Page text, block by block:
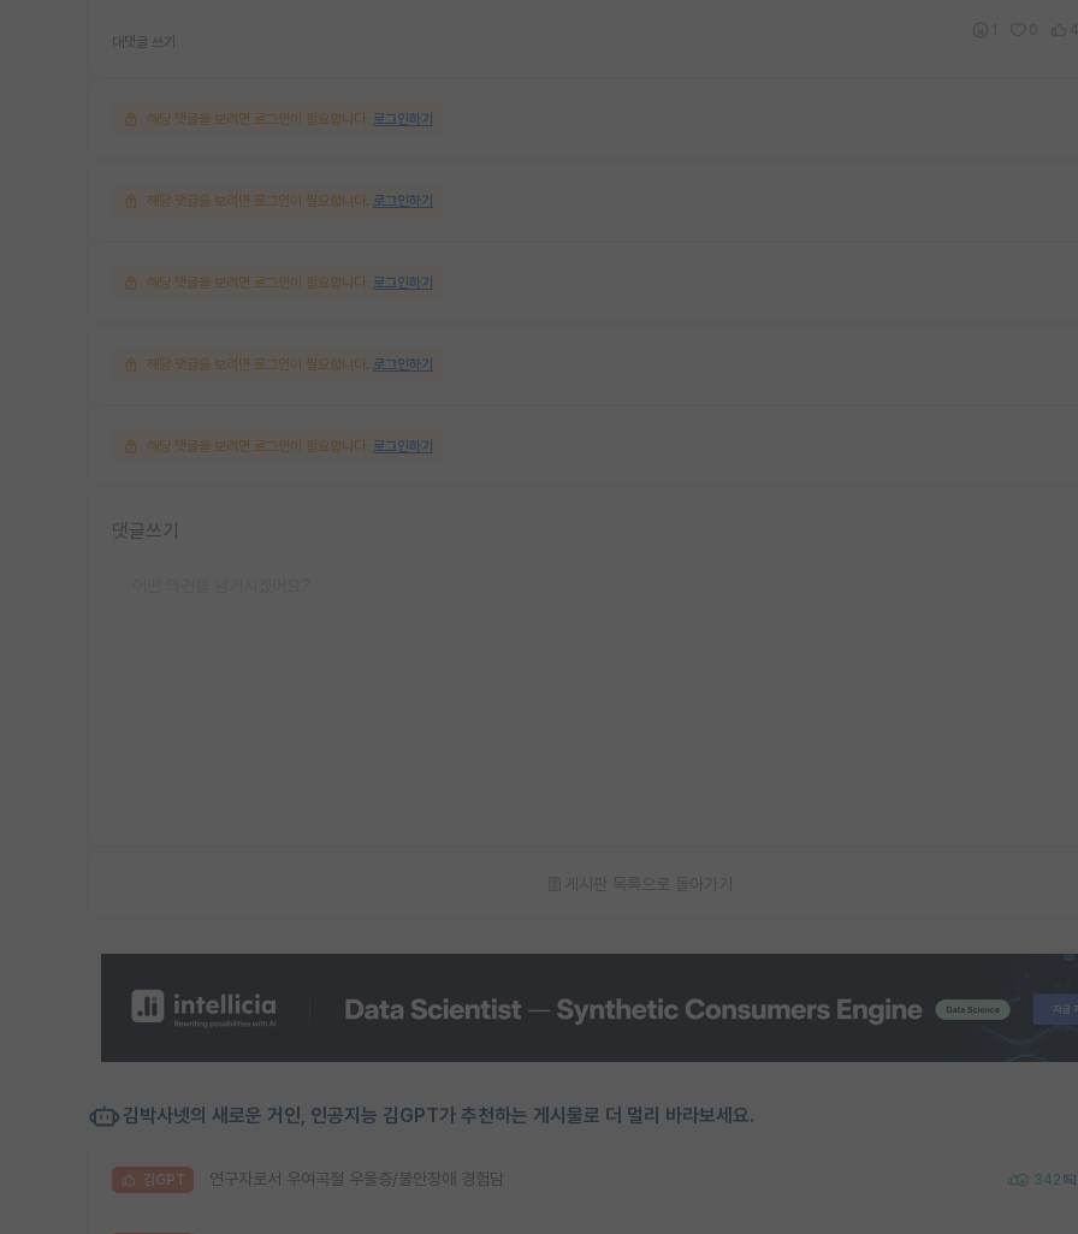
대댓글 쓰기
해당 댓글을 보려면 로그인이 필요합니다. 로그인하기
해당 댓글을 보려면 로그인이 필요합니다. 로그인하기
해당 댓글을 보려면 로그인이 필요합니다. 로그인하기
해당 댓글을 보려면 로그인이 필요합니다. 로그인하기
해당 댓글을 보려면 로그인이 필요합니다. 로그인하기
댓글쓰기
게시판 목록으로 돌아가기
김박사넷의 새로운 거인, 인공지능 김GPT가 추천하는 게시물로 더 멀리 바라보세요.
김GPT 연구자로서 우여곡절 우울증/불안장애 경험담 342